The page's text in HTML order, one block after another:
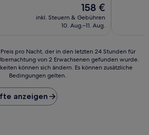
Der
Preis
beträgt
158 €
inkl. Steuern & Gebühren
10. Aug.–11. Aug.
pro Nacht, der in den letzten 24 Stunden für
von 2 Erwachsenen gefunden wurde.
können sich ändern. Es können zusätzliche
Bedingungen gelten.
anzeigen